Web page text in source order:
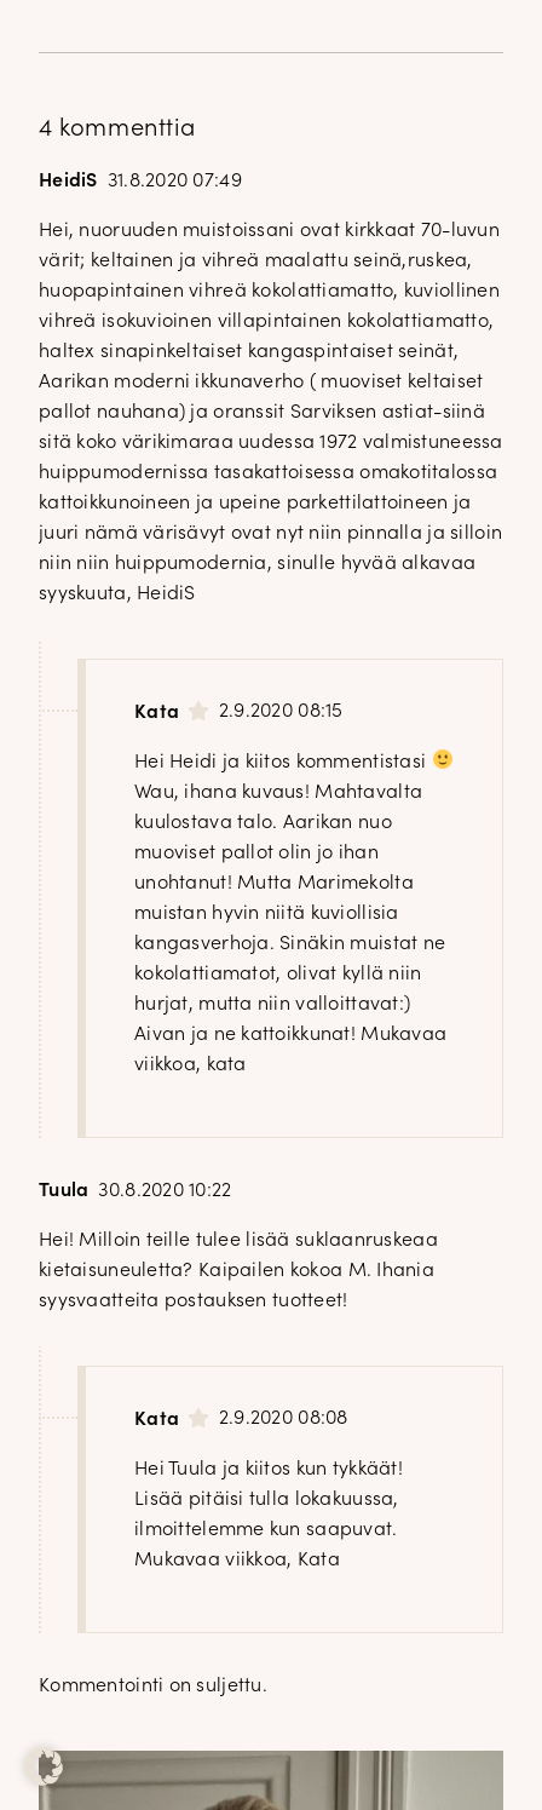
4 kommenttia
HeidiS 31.8.2020 07:49
Hei, nuoruuden muistoissani ovat kirkkaat 70-luvun
värit; keltainen ja vihreä maalattu seinä,ruskea,
huopapintainen vihreä kokolattiamatto, kuviollinen
vihreä isokuvioinen villapintainen kokolattiamatto,
haltex sinapinkeltaiset kangaspintaiset seinät,
Aarikan moderni ikkunaverho ( muoviset keltaiset
pallot nauhana) ja oranssit Sarviksen astiat-siinä
sitä koko värikimaraa uudessa 1972 valmistuneessa
huippumodernissa tasakattoisessa omakotitalossa
kattoikkunoineen ja upeine parkettilattoineen ja
juuri nämä värisävyt ovat nyt niin pinnalla ja silloin
niin niin huippumodernia, sinulle hyvää alkavaa
syyskuuta, HeidiS
Kata 2.9.2020 08:15
Hei Heidi ja kiitos kommentistasi
Wau, ihana kuvaus! Mahtavalta
kuulostava talo. Aarikan nuo
muoviset pallot olin jo ihan
unohtanut! Mutta Marimekolta
muistan hyvin niitä kuviollisia
kangasverhoja. Sinäkin muistat ne
kokolattiamatot, olivat kyllä niin
hurjat, mutta niin valloittavat:)
Aivan ja ne kattoikkunat! Mukavaa
viikkoa, kata
Tuula 30.8.2020 10:22
Hei! Milloin teille tulee lisää suklaanruskeaa
kietaisuneuletta? Kaipailen kokoa M. Ihania
syysvaatteita postauksen tuotteet!
Kata 2.9.2020 08:08
Hei Tuula ja kiitos kun tykkäät!
Lisää pitäisi tulla lokakuussa,
ilmoittelemme kun saapuvat.
Mukavaa viikkoa, Kata
Kommentointi on suljettu.